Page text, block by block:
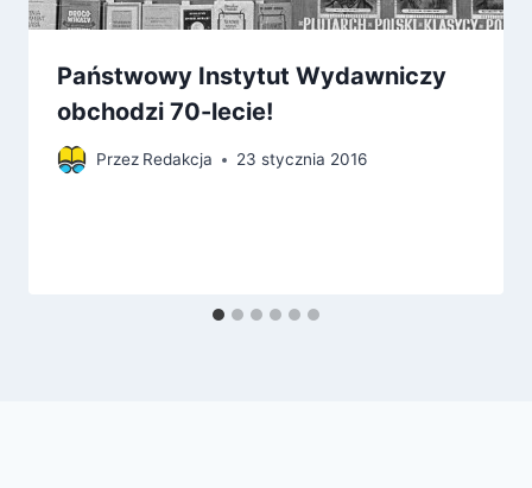
Państwowy Instytut Wydawniczy
obchodzi 70-lecie!
Przez Redakcja 23 stycznia 2016